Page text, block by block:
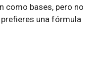
como bases, pero no
una fórmula